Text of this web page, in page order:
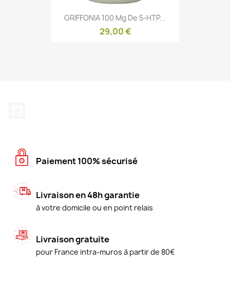
GRIFFONIA 100 Mg De 5-HTP...
29,00 €
Paiement 100% sécurisé
Livraison en 48h garantie
à votre domicile ou en point relais
Livraison gratuite
pour France intra-muros à partir de 80€